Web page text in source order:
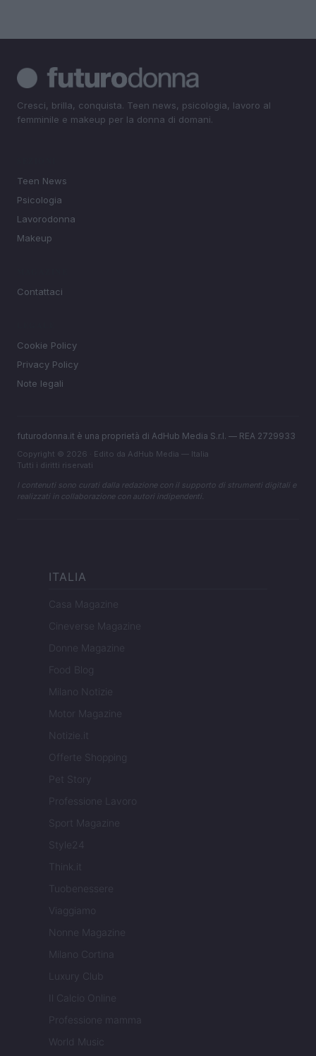
Cresci, brilla, conquista. Teen news, psicologia, lavoro al
femminile e makeup per la donna di domani.
Teen News
Psicologia
Lavorodonna
Makeup
Contattaci
Cookie Policy
Privacy Policy
Note legali
futurodonna.it è una proprietà di AdHub Media S.r.l. — REA 2729933
Copyright © 2026 · Edito da AdHub Media — Italia
Tutti i diritti riservati
I contenuti sono curati dalla redazione con il supporto di strumenti digitali e
realizzati in collaborazione con autori indipendenti.
ITALIA
Casa Magazine
Cineverse Magazine
Donne Magazine
Food Blog
Milano Notizie
Motor Magazine
Notizie.it
Offerte Shopping
Pet Story
Professione Lavoro
Sport Magazine
Style24
Think.it
Tuobenessere
Viaggiamo
Nonne Magazine
Milano Cortina
Luxury Club
Il Calcio Online
Professione mamma
World Music